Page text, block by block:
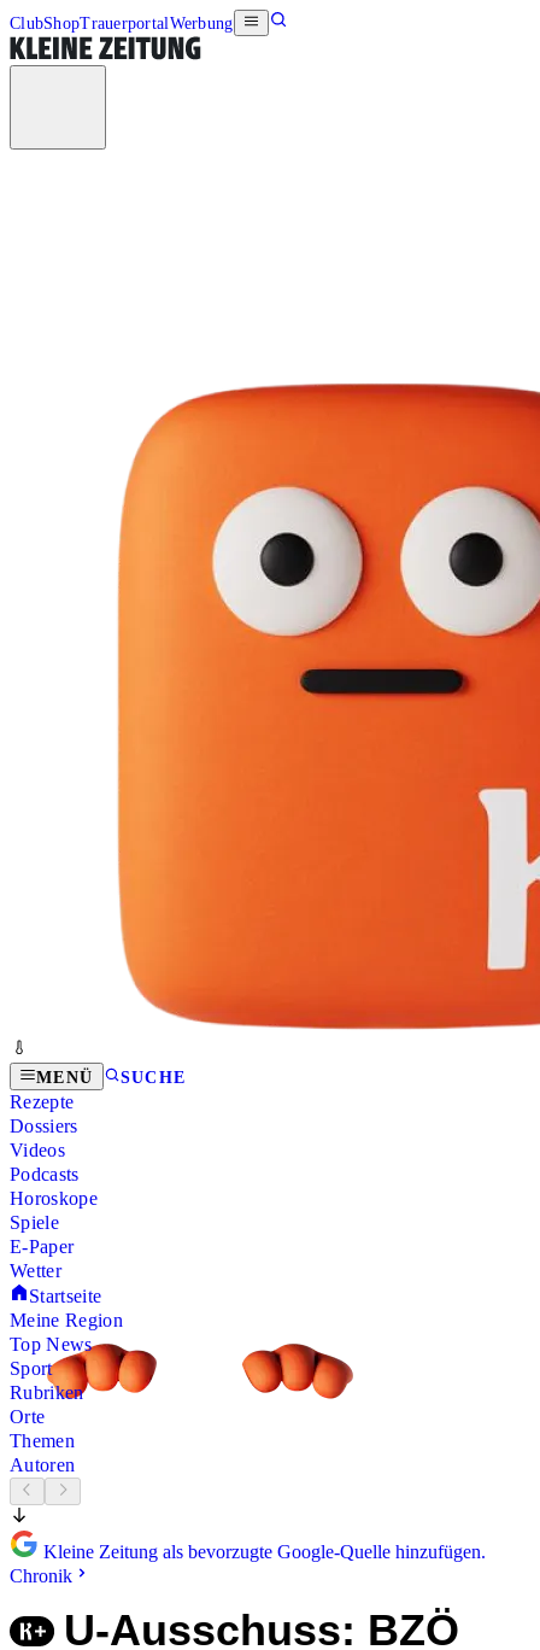
ClubShopTrauerportalWerbung
MENÜ SUCHE
Rezepte
Dossiers
Videos
Podcasts
Horoskope
Spiele
E-Paper
Wetter
Startseite
Meine Region
Top News
Sport
Rubriken
Orte
Themen
Autoren
Kleine Zeitung als bevorzugte Google-Quelle hinzufügen.
Chronik
U-Ausschuss: BZÖ